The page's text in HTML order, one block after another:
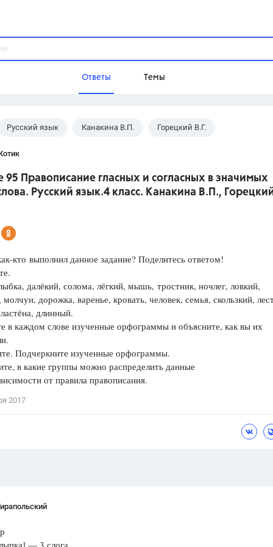
Ответы Темы
Домашнее задание
Разумовская М.М.,Габриелян
Цветков Л. А.
Отношения,Любовь, Красота,
ПОКАЗАТЬ ВСЕ
Русский язык Канакина В.П. Горецкий В.Г.
95 Правописание гласных и согласных в значимых
Русский язык.4 класс. Канакина В.П.,
кто выполнил данное задание? Поделитесь ответом!
далёкий, солома, лёгкий, мышь, тростник, ночлег, ловкий,
дорожка, варенье, кровать, человек, семья, скользкий,
длинный.
в каждом слове изученные орфограммы и объясните, как вы их
Подчеркните изученные орфограммы.
в какие группы можно распределить данные
от правила правописания.
2017
— 3 слога,